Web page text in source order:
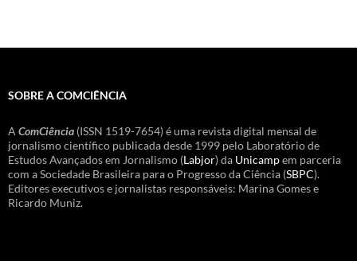
SOBRE A COMCIÊNCIA
A ComCiência (ISSN 1519-7654) é uma revista digital mensal de
jornalismo científico publicada desde 1999 pelo Laboratório de
Estudos Avançados em Jornalismo (Labjor) da Unicampem parceria
com a Sociedade Brasileira para o Progresso da Ciência (SBPC).
Editores executivos e jornalistas responsáveis: Marina Gomes e
Ricardo Muniz.